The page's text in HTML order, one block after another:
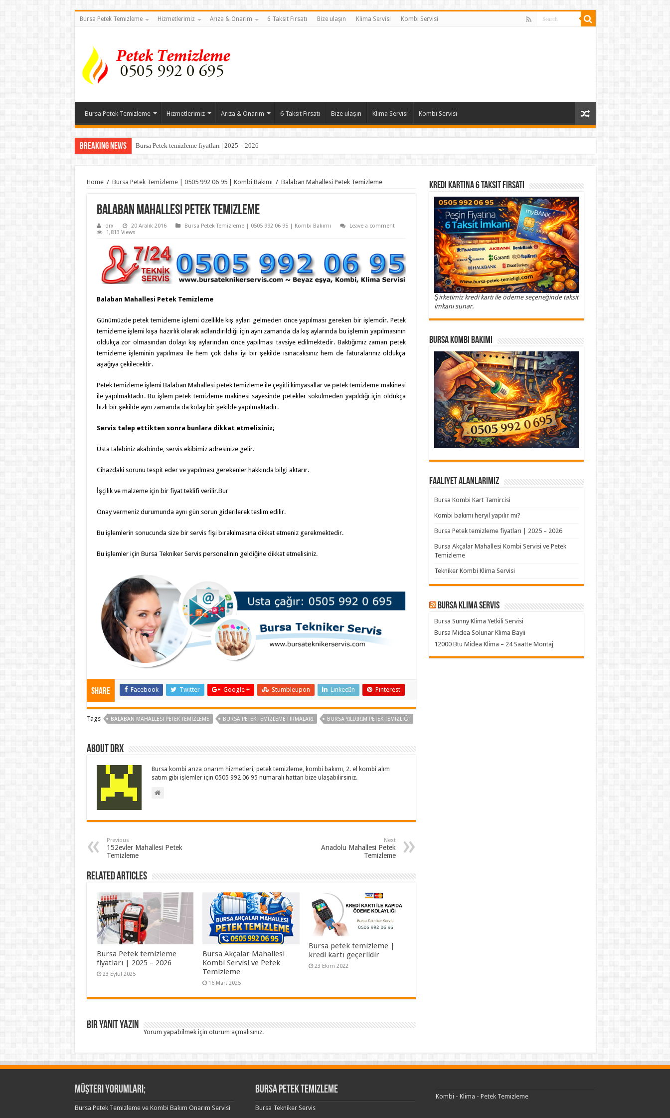
Bursa Petek Temizleme Hizmetlerimiz Arıza & Onarım 6 Taksit Fırsatı Bize ulaşın Klima Servisi Kombi Servisi
Bursa Petek Temizleme Hizmetlerimiz Arıza & Onarım 6 Taksit Fırsatı Bize ulaşın Klima Servisi Kombi Servisi
Breaking News Bursa Petek temizleme fiyatları | 2025 – 2026
Home / Bursa Petek Temizleme | 0505 992 06 95 | Kombi Bakımı / Balaban Mahallesi Petek Temizleme
Balaban Mahallesi Petek Temizleme
drx 20 Aralık 2016 Bursa Petek Temizleme | 0505 992 06 95 | Kombi Bakımı
Leave a comment
1,813 Views
Balaban Mahallesi Petek Temizleme
Günümüzde petek temizleme işlemi özellikle kış ayları gelmeden önce yapılması gereken bir işlemdir. Petek
temizleme işlemi kışa hazırlık olarak adlandırıldığı için aynı zamanda da kış aylarında bu işlemin yapılmasının
oldukça zor olmasından dolayı kış aylarından önce yapılması tavsiye edilmektedir. Baktığımız zaman petek
temizleme işleminin yapılması ile hem çok daha iyi bir şekilde ısınacaksınız hem de faturalarınız oldukça
aşağıya çekilecektir.
Petek temizleme işlemi Balaban Mahallesi petek temizleme ile çeşitli kimyasallar ve petek temizleme makinesi
ile yapılmaktadır. Bu işlem petek temizleme makinesi sayesinde petekler sökülmeden yapıldığı için oldukça
hızlı bir şekilde aynı zamanda da kolay bir şekilde yapılmaktadır.
Servis talep ettikten sonra bunlara dikkat etmelisiniz;
Usta talebiniz akabinde, servis ekibimiz adresinize gelir.
Cihazdaki sorunu tespit eder ve yapılması gerekenler hakkında bilgi aktarır.
İşçilik ve malzeme için bir fiyat teklifi verilir.Bur
Onay vermeniz durumunda aynı gün sorun giderilerek teslim edilir.
Bu işlemlerin sonucunda size bir servis fişi bırakılmasına dikkat etmeniz gerekmektedir.
Bu işlemler için Bursa Tekniker Servis personelinin geldiğine dikkat etmelisiniz.
Share Facebook Twitter Google + Stumbleupon LinkedIn Pinterest
Tags BALABAN MAHALLESI PETEK TEMIZLEME BURSA PETEK TEMIZLEME FIRMALARI BURSA YILDIRIM PETEK TEMIZLIĞI
About drx
Bursa kombi arıza onarım hizmetleri, petek temizleme, kombi bakımı, 2. el kombi alım
satım gibi işlemler için 0505 992 06 95 numaralı hattan bize ulaşabilirsiniz.
Previous
152evler Mahallesi Petek
Temizleme
Next
Anadolu Mahallesi Petek
Temizleme
Related Articles
Bursa Petek temizleme
fiyatları | 2025 – 2026
23 Eylül 2025
Bursa Akçalar Mahallesi
Kombi Servisi ve Petek
Temizleme
16 Mart 2025
Bursa petek temizleme |
kredi kartı geçerlidir
23 Ekim 2022
Bir yanıt yazın
Yorum yapabilmek için oturum açmalısınız.
Kredi Kartına 6 Taksit Fırsatı
Şirketimiz kredi kartı ile ödeme seçeneğinde taksit
imkanı sunar.
Bursa Kombi Bakımı
Faaliyet Alanlarımız
Bursa Kombi Kart Tamircisi
Kombi bakımı heryıl yapılır mı?
Bursa Petek temizleme fiyatları | 2025 – 2026
Bursa Akçalar Mahallesi Kombi Servisi ve Petek
Temizleme
Tekniker Kombi Klima Servisi
Bursa klima servis
Bursa Sunny Klima Yetkili Servisi
Bursa Midea Solunar Klima Bayii
12000 Btu Midea Klima – 24 Saatte Montaj
Müşteri Yorumları;
Bursa Petek Temizleme ve Kombi Bakım Onarım Servisi
Bursa Petek Temizleme
Bursa Tekniker Servis
Kombi - Klima - Petek Temizleme